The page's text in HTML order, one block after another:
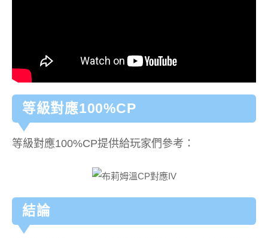
等級對應100%CP
等級對應100%CP提供給玩家們參考：
結論